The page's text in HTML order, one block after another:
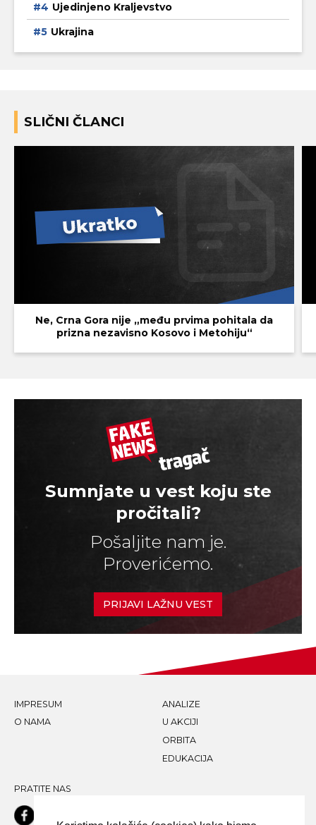
Ujedinjeno Kraljevstvo
Ukrajina
SLIČNI ČLANCI
Ne, Crna Gora nije „među prvima pohitala da
prizna nezavisno Kosovo i Metohiju“
Sumnjate u vest koju ste
pročitali?
Pošaljite nam je.
Proverićemo.
PRIJAVI LAŽNU VEST
IMPRESUM
O NAMA
ANALIZE
U AKCIJI
ORBITA
EDUKACIJA
PRATITE NAS